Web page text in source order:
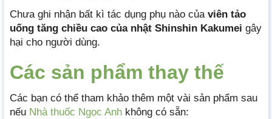
Chưa ghi nhận bất kì tác dụng phụ nào củaviên tảo
uống tăng chiều cao của nhật Shinshin Kakumei gây
hại cho người dùng.
Các sản phẩm thay thế
Các bạn có thể tham khảo thêm một vài sản phẩm sau
nếu Nhà thuốc Ngọc Anh không có sẵn: